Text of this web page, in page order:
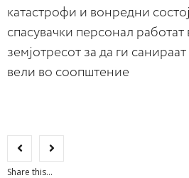
катастрофи и вонредни
спасувачки персонал работат
земјотресот за да ги
вели во соопштение
Share this...